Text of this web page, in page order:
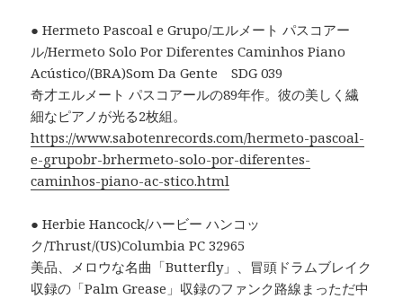
● Hermeto Pascoal e Grupo/エルメート パスコアー
ル/Hermeto Solo Por Diferentes Caminhos Piano
Acústico/(BRA)Som Da Gente SDG 039
奇才エルメート パスコアールの89年作。彼の美しく繊
細なピアノが光る2枚組。
https://www.sabotenrecords.com/hermeto-pascoal-
e-grupobr-brhermeto-solo-por-diferentes-
caminhos-piano-ac-stico.html
● Herbie Hancock/ハービー ハンコッ
ク/Thrust/(US)Columbia PC 32965
美品、メロウな名曲「Butterfly」、冒頭ドラムブレイク
収録の「Palm Grease」収録のファンク路線まっただ中